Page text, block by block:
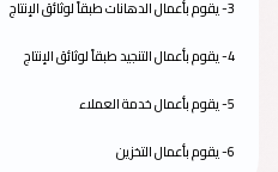
3- يقوم بأعمال الدهانات طبقاً لوثائق الإنتاج
4- يقوم بأعمال التنجيد طبقاً لوثائق الإنتاج
5- يقوم بأعمال خدمة العملاء
6- يقوم بأعمال التخزين